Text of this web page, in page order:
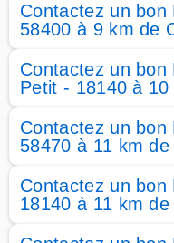
Contactez un bon
58400 à 9 km de
Contactez un
Petit - 18140 à
Contactez un bon
58470 à 11 km
Contactez un bon
18140 à 11 km